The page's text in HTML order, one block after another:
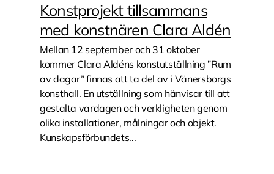
Konstprojekt tillsammans
med konstnären Clara Aldén
Mellan 12 september och 31 oktober
kommer Clara Aldéns konstutställning ”Rum
av dagar” finnas att ta del av i Vänersborgs
konsthall. En utställning som hänvisar till att
gestalta vardagen och verkligheten genom
olika installationer, målningar och objekt.
Kunskapsförbundets...